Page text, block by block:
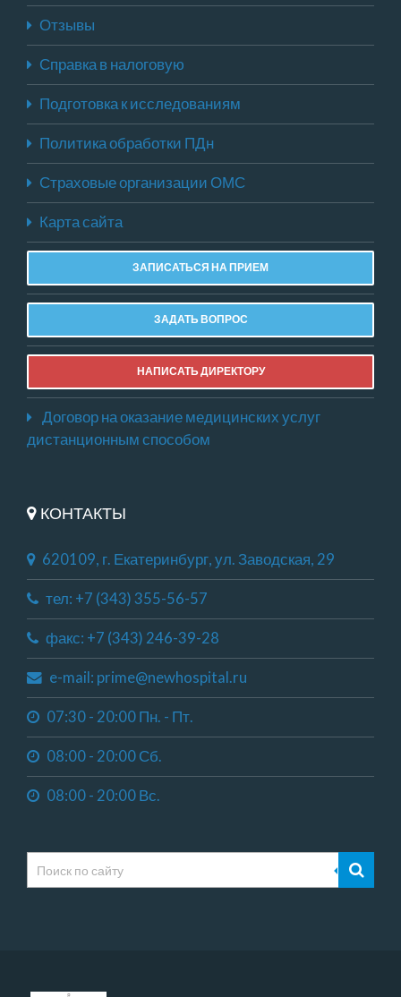
Отзывы
Справка в налоговую
Подготовка к исследованиям
Политика обработки ПДн
Страховые организации ОМС
Карта сайта
ЗАПИСАТЬСЯ НА ПРИЕМ
ЗАДАТЬ ВОПРОС
НАПИСАТЬ ДИРЕКТОРУ
Договор на оказание медицинских услуг
дистанционным способом
КОНТАКТЫ
620109, г. Екатеринбург, ул. Заводская, 29
тел: +7 (343) 355-56-57
факс: +7 (343) 246-39-28
e-mail: prime@newhospital.ru
07:30 - 20:00 Пн. - Пт.
08:00 - 20:00 Сб.
08:00 - 20:00 Вс.